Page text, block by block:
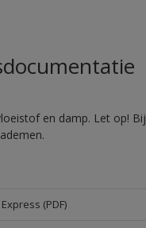
en damp. Let op!
(PDF)